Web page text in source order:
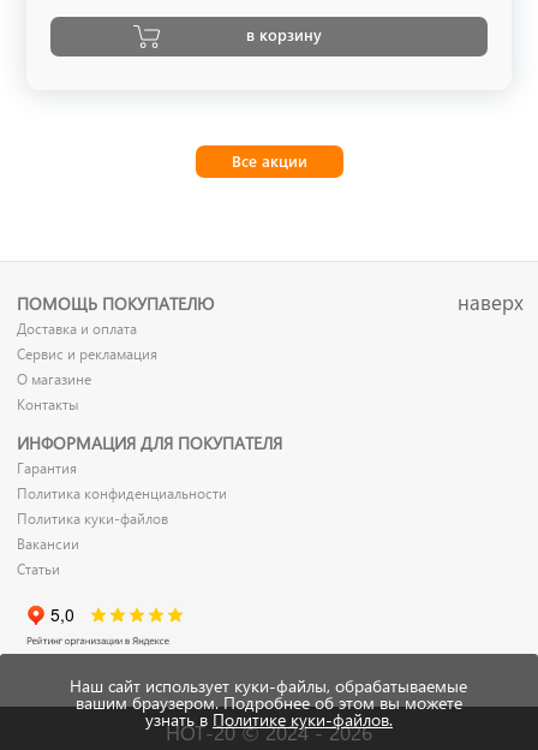
в корзину
Все акции
наверх
ПОМОЩЬ ПОКУПАТЕЛЮ
Доставка и оплата
Сервис и рекламация
О магазине
Контакты
ИНФОРМАЦИЯ ДЛЯ ПОКУПАТЕЛЯ
Гарантия
Политика конфиденциальности
Политика куки-файлов
Вакансии
Статьи
HOT-20 © 2024 - 2026
Наш сайт использует куки-файлы, обрабатываемые
вашим браузером. Подробнее об этом вы можете
узнать в Политике куки-файлов.